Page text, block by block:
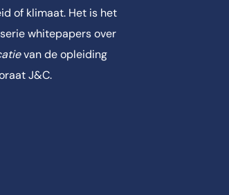
of klimaat. Het is het
whitepapers over
van de opleiding
J&C.